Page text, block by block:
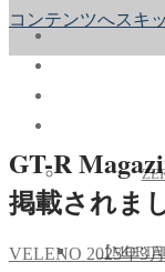
コンテンツへスキ
【
GT-R
掲載されま
VELENO 2025年3